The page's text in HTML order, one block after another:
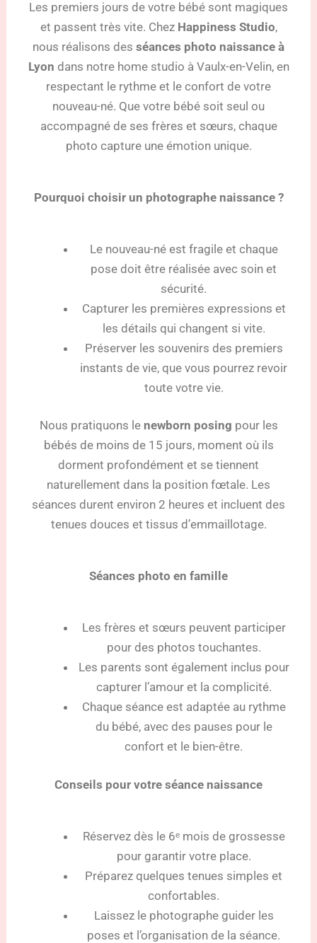
Les premiers jours de votre bébé sont magiques
et passent très vite. Chez Happiness Studio,
nous réalisons des séances photo naissance à
Lyon dans notre home studio à Vaulx-en-Velin, en
respectant le rythme et le confort de votre
nouveau-né. Que votre bébé soit seul ou
accompagné de ses frères et sœurs, chaque
photo capture une émotion unique.
Pourquoi choisir un photographe naissance ?
Le nouveau-né est fragile et chaque
pose doit être réalisée avec soin et
sécurité.
Capturer les premières expressions et
les détails qui changent si vite.
Préserver les souvenirs des premiers
instants de vie, que vous pourrez revoir
toute votre vie.
Nous pratiquons le newborn posing pour les
bébés de moins de 15 jours, moment où ils
dorment profondément et se tiennent
naturellement dans la position fœtale. Les
séances durent environ 2 heures et incluent des
tenues douces et tissus d’emmaillotage.
Séances photo en famille
Les frères et sœurs peuvent participer
pour des photos touchantes.
Les parents sont également inclus pour
capturer l’amour et la complicité.
Chaque séance est adaptée au rythme
du bébé, avec des pauses pour le
confort et le bien-être.
Conseils pour votre séance naissance
Réservez dès le 6ᵉ mois de grossesse
pour garantir votre place.
Préparez quelques tenues simples et
confortables.
Laissez le photographe guider les
poses et l’organisation de la séance.